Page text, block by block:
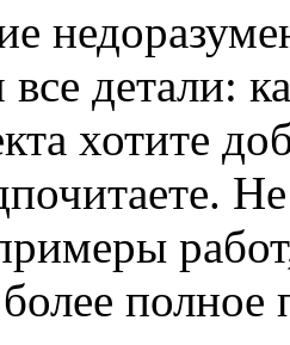
детали:
хотите
Не
полное